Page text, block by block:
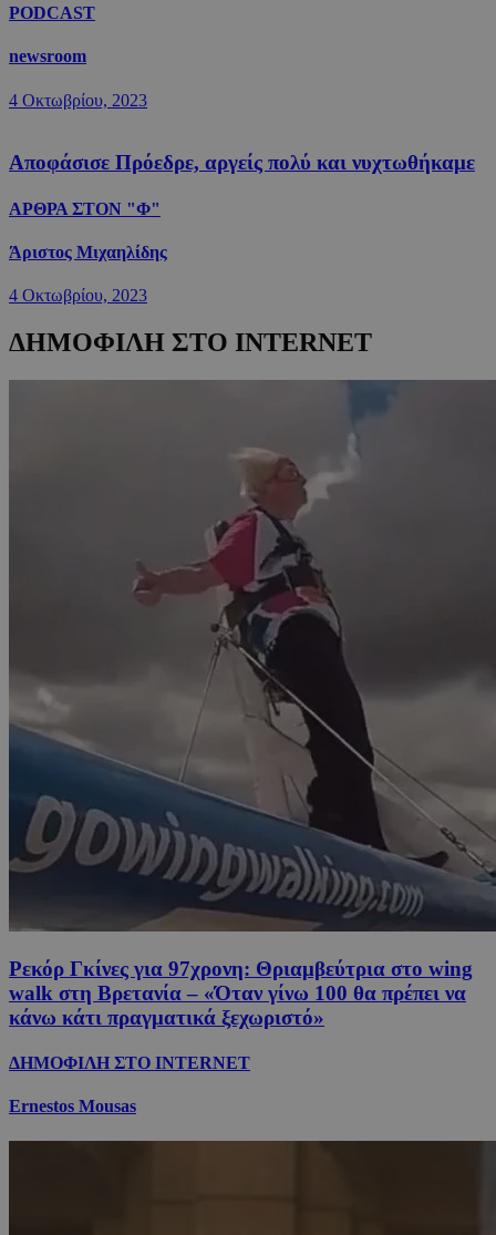
PODCAST
newsroom
4 Οκτωβρίου, 2023
Αποφάσισε Πρόεδρε, αργείς πολύ και νυχτωθήκαμε
ΑΡΘΡΑ ΣΤΟΝ "Φ"
Άριστος Μιχαηλίδης
4 Οκτωβρίου, 2023
ΔΗΜΟΦΙΛΗ ΣΤΟ INTERNET
Ρεκόρ Γκίνες για 97χρονη: Θριαμβεύτρια στο wing
walk στη Βρετανία – «Όταν γίνω 100 θα πρέπει να
κάνω κάτι πραγματικά ξεχωριστό»
ΔΗΜΟΦΙΛΗ ΣΤΟ INTERNET
Ernestos Mousas